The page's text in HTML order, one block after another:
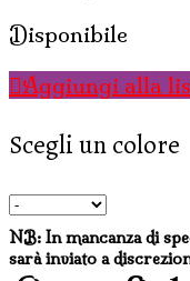
Disponibile
Aggiungi alla
Scegli un colore
NB: In mancanza di
sarà inviato a